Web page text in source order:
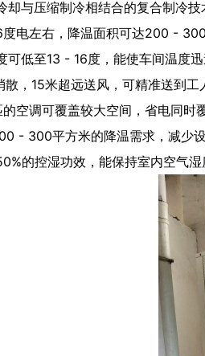
却与压缩制冷相结合的复合制冷
电左右，降温面积可达200 -
可低至13 - 16度，能使车间温度
，15米超远送风，可精准送到工
的空调可覆盖较大空间，省电同
- 300平方米的降温需求，减少设
的控湿功效，能保持室内空气